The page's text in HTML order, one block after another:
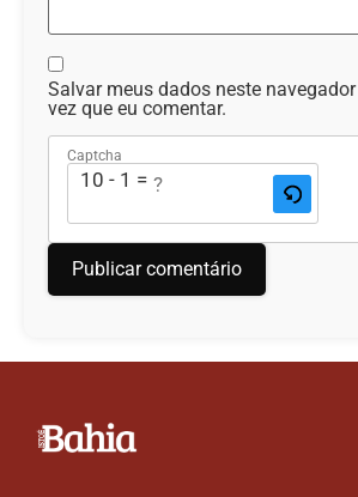
Salvar meus dados neste
vez que eu comentar.
Captcha
10 - 1 = ?